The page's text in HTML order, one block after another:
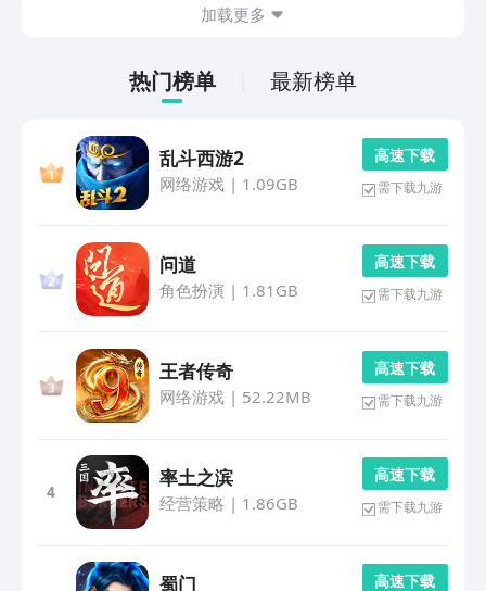
加载更多
热门榜单 最新榜单
乱斗西游2
网络游戏| 1.09GB
高 速 下 载
需下载九游
问道
角色扮演 | 1.81GB
高 速 下 载
需下载九游
王者传奇
网络游戏| 52.22MB
高 速 下 载
需下载九游
4
率土之滨
经营策略 | 1.86GB
高 速 下 载
需下载九游
蜀门 高 速 下 载